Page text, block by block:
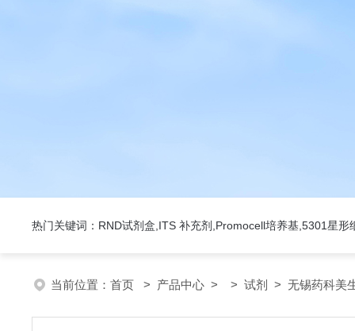
热门关键词：RND试剂盒,ITS 补充剂,Promocell培养基,5301星形
当前位置： 首页 > 产品中心 > > 试剂 > 无锡药科美